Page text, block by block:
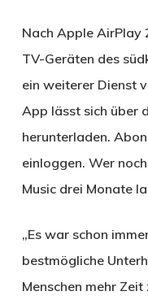
Nach Apple AirPlay
TV-Geräten des
ein weiterer Dienst
App lässt sich über
herunterladen.
einloggen. Wer
Music drei Monate
„Es war schon
bestmögliche
Menschen mehr